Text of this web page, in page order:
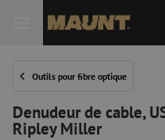
Outils pour fibre optique
Denudeur de cable,
Ripley Miller